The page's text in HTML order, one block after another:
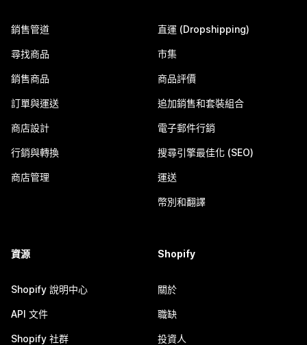
銷售管道
尋找商品
銷售商品
訂單與運送
商店設計
行銷與轉換
商店管理
直運 (Dropshipping)
市集
商品評價
追加銷售和套裝組合
電子郵件行銷
搜尋引擎最佳化 (SEO)
運送
幣別和翻譯
資源
Shopify 說明中心
API 文件
Shopify 社群
Shopify
關於
職缺
投資人